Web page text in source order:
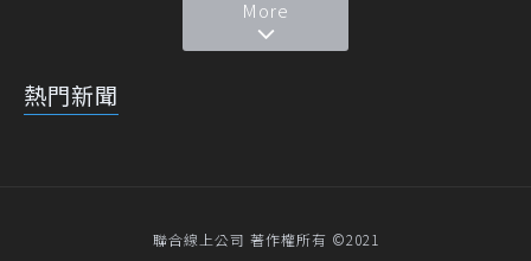
More
熱門新聞
聯合線上公司 著作權所有 ©2021